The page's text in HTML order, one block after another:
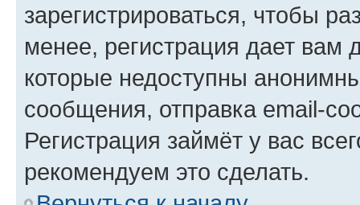
зарегистрироваться, чтобы
менее, регистрация дает вам
которые недоступны
сообщения, отправка email-
Регистрация займёт у вас
рекомендуем это сделать.